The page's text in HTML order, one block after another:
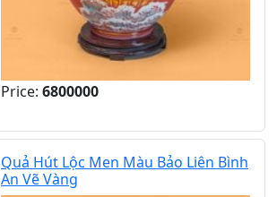
Price: 6800000
Quả Hút Lộc Men Màu Bảo Liên Bình
An Vẽ Vàng